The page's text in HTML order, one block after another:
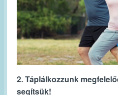
2. Táplálkozzunk
segítsük!